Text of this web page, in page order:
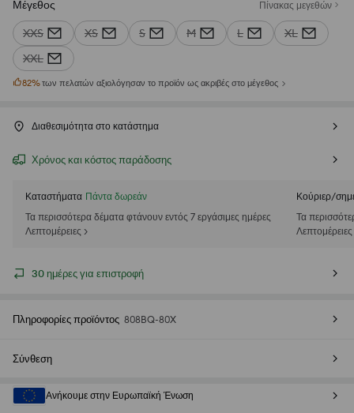
Μέγεθος Πίνακας μεγεθών
XXS XS S M L
XL
XXL
82%των πελατών αξιολόγησαν το προϊόν ως ακριβές στο μέγεθος
Διαθεσιμότητα στο κατάστημα
Χρόνος και κόστος παράδοσης
Καταστήματα Πάντα δωρεάν
Τα περισσότερα δέματα φτάνουν εντός 7 εργάσιμες ημέρες
Λεπτομέρειες >
Κούριερ/
Τα
Λεπτομέρειες
30 ημέρες για επιστροφή
Πληροφορίες προϊόντος 808BQ-80X
Σύνθεση
Ανήκουμε στην Ευρωπαϊκή Ένωση